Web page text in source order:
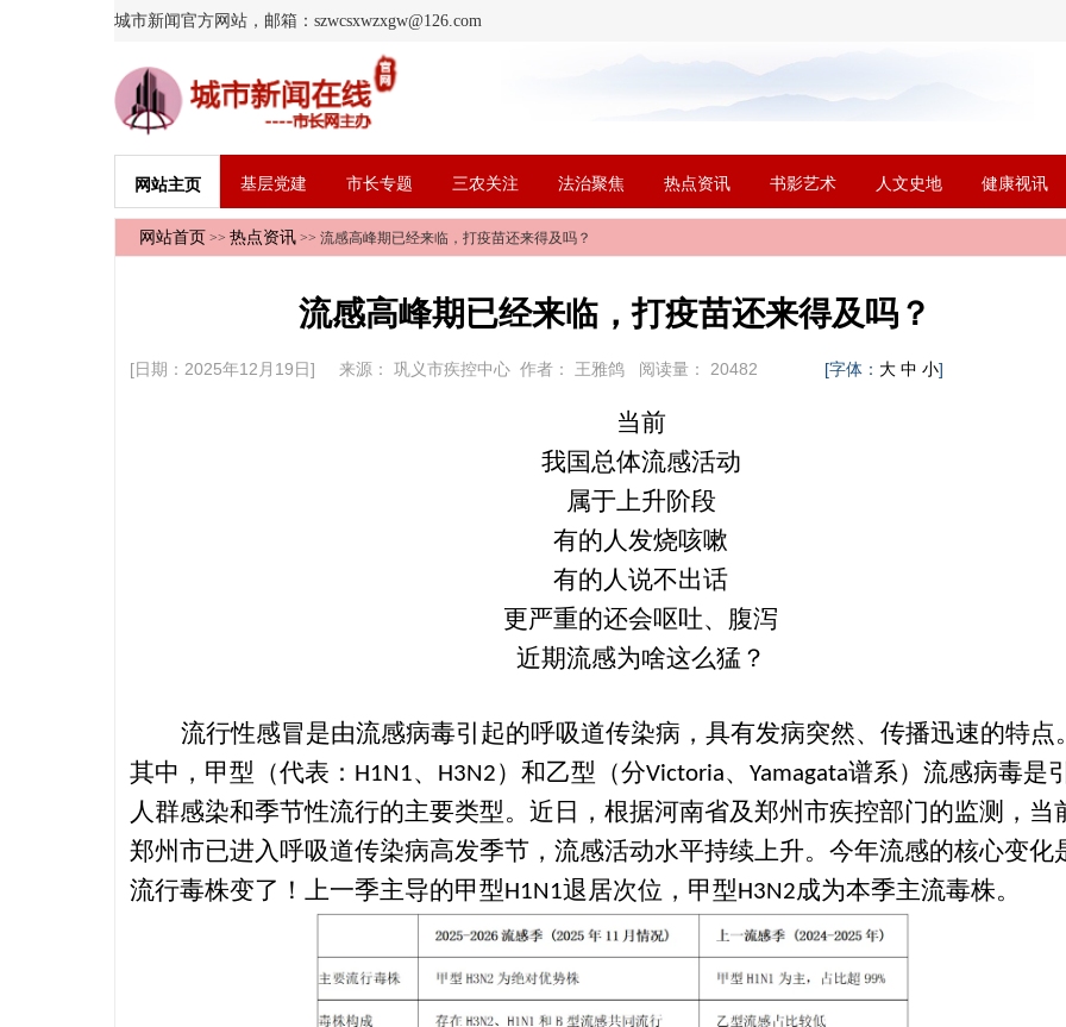
城市新闻官方网站，邮箱：szwcsxwzxgw@126.com
网站主页 基层党建 市长专题 三农关注 法治聚焦 热点资讯 书影艺术 人文史地 健康视讯
网站首页 >> 热点资讯 >> 流感高峰期已经来临，打疫苗还来得及吗？
流感高峰期已经来临，打疫苗还来得及吗？
[日期：2025年12月19日] 来源： 巩义市疾控中心 作者： 王雅鸽 阅读量： 20482 [字体： 大 中 小]
当前
我国总体流感活动
属于上升阶段
有的人发烧咳嗽
有的人说不出话
更严重的还会呕吐、腹泻
近期流感为啥这么猛？
流行性感冒是由流感病毒引起的呼吸道传染病，具有发病突然、传播迅速的特点。
其中，甲型 （代表： H1N1、 H3N2） 和乙型 （分Victoria、 Yamagata谱系） 流感病毒是
人群感染和季节性流行的主要类型。近日，根据河南省及郑州市疾控部门的监测，当
郑州市已进入呼吸道传染病高发季节，流感活动水平持续上升。 今年流感的核心变化
流行毒株变了！上一季主导的甲型H1N1退居次位，甲型H3N2成为本季主流毒株。